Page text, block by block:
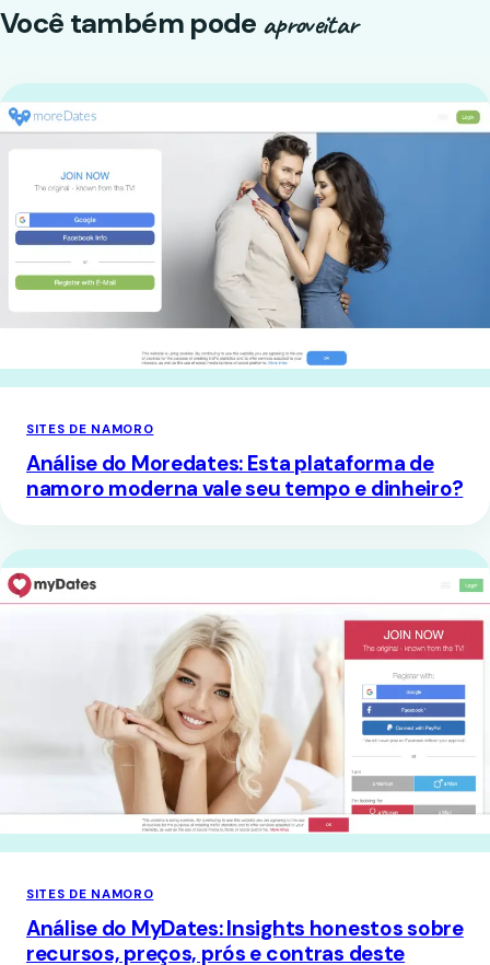
Você também pode aproveitar
SITES DE NAMORO
Análise do Moredates: Esta plataforma de
namoro moderna vale seu tempo e dinheiro?
SITES DE NAMORO
Análise do MyDates: Insights honestos sobre
recursos, preços, prós e contras deste